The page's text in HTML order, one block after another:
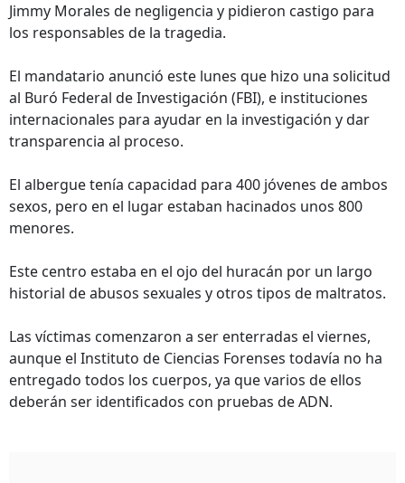
Jimmy Morales de negligencia y pidieron castigo para
los responsables de la tragedia.
El mandatario anunció este lunes que hizo una solicitud
al Buró Federal de Investigación (FBI), e instituciones
internacionales para ayudar en la investigación y dar
transparencia al proceso.
El albergue tenía capacidad para 400 jóvenes de ambos
sexos, pero en el lugar estaban hacinados unos 800
menores.
Este centro estaba en el ojo del huracán por un largo
historial de abusos sexuales y otros tipos de maltratos.
Las víctimas comenzaron a ser enterradas el viernes,
aunque el Instituto de Ciencias Forenses todavía no ha
entregado todos los cuerpos, ya que varios de ellos
deberán ser identificados con pruebas de ADN.